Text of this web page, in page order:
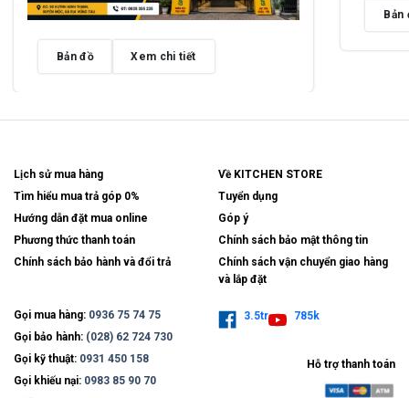
Bản đồ Xem chi tiết
Bản
Lịch sử mua hàng
Tìm hiểu mua trả góp 0%
Hướng dẫn đặt mua online
Phương thức thanh toán
Chính sách bảo hành và đổi trả
Về KITCHEN STORE
Tuyển dụng
Góp ý
Chính sách bảo mật thông tin
Chính sách vận chuyển giao hàng
và lắp đặt
Gọi mua hàng: 0936 75 74 75
Gọi bảo hành: (028) 62 724 730
Gọi kỹ thuật: 0931 450 158
Gọi khiếu nại: 0983 85 90 70
3.5tr 785k
Hỗ trợ thanh toán